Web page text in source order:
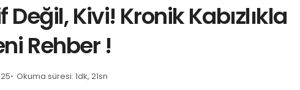
Değil, Kivi! Kronik Kabızlıkla
Rehber !
Okuma süresi: 1dk, 21sn